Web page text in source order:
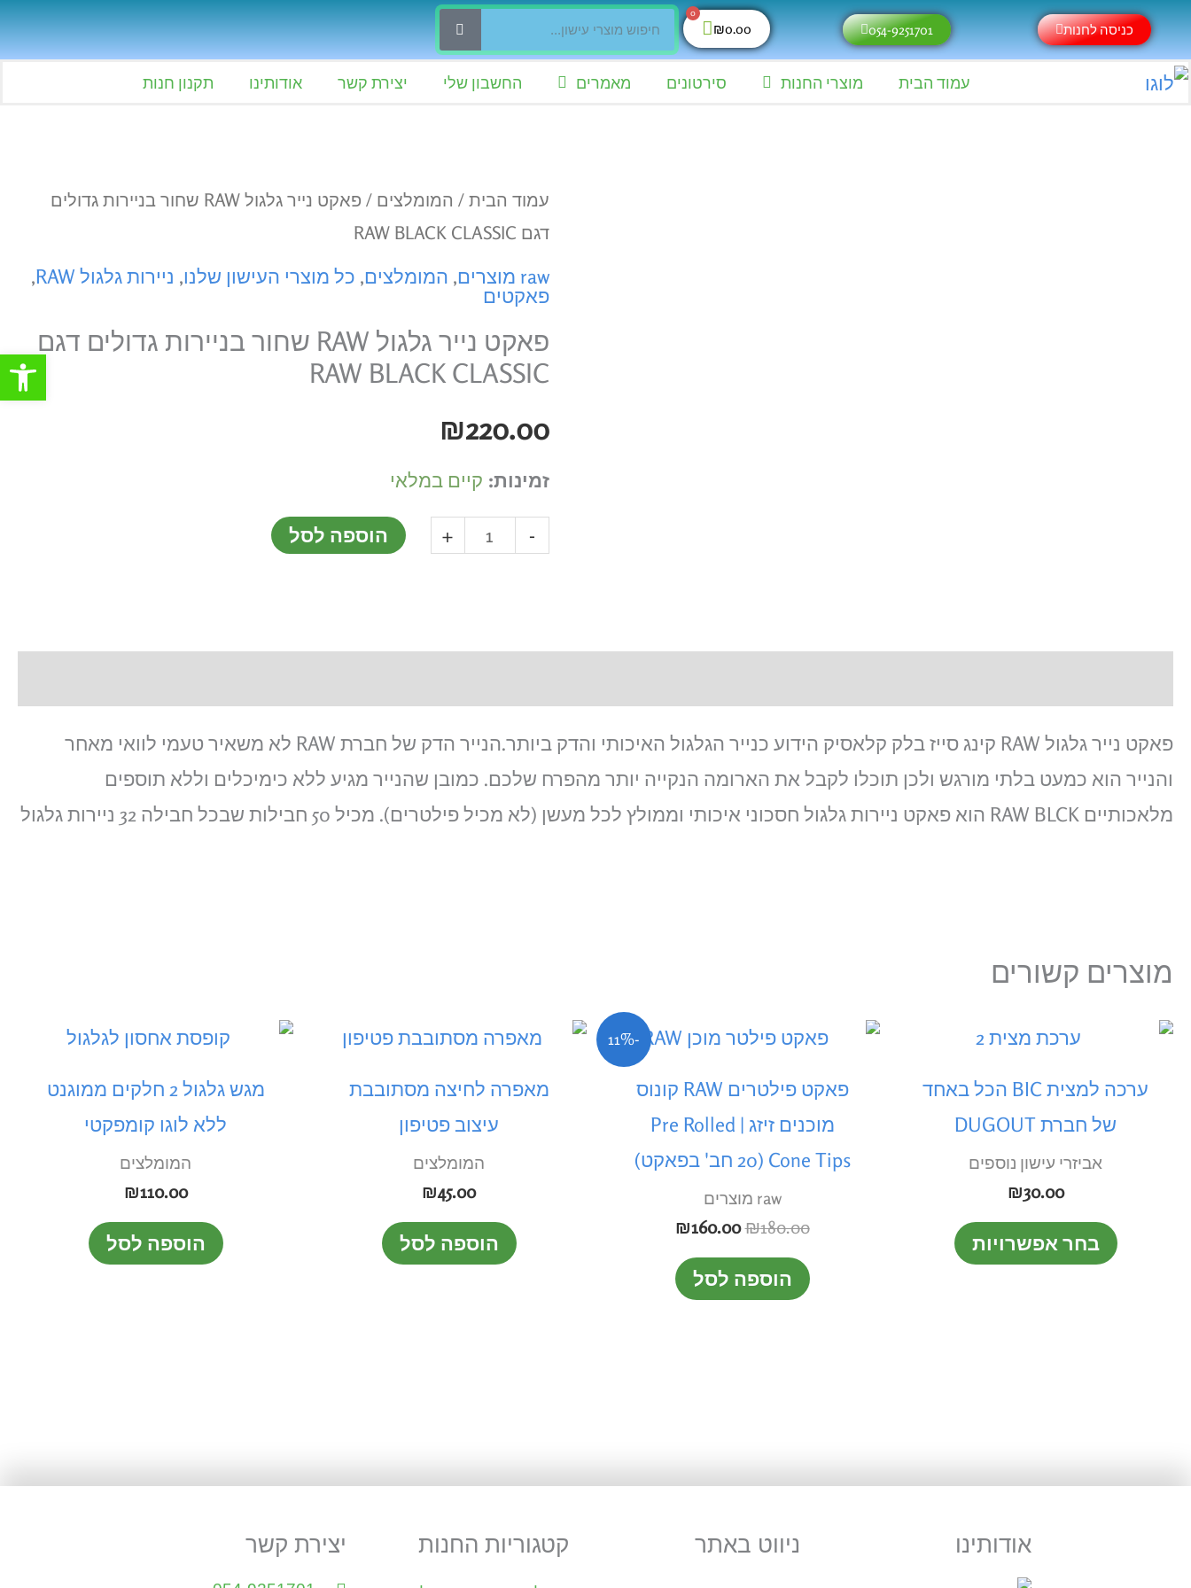
פתח
דילוג
לתוכן
כניסה לחנות 054-9251701
₪0.00
0
עגלת
קניות
חיפוש
עמוד הבית מוצרי החנות סירטונים מאמרים החשבון שלי יצירת קשר אודותינו תקנון חנות
עמוד הבית / המומלצים
/ פאקט נייר גלגול RAW שחור בניירות גדולים
דגם RAW BLACK CLASSIC
raw מוצרים , המומלצים, כל מוצרי העישון שלנו, ניירות גלגול RAW
,
פאקטים
פאקט נייר גלגול RAW שחור בניירות גדולים דגם
RAW BLACK CLASSIC
₪220.00
זמינות: קיים במלאי
-
+ הוספה לסל
פאקט נייר גלגול RAW קינג סייז בלק קלאסיק הידוע כנייר הגלגול האיכותי והדק ביותר.הנייר הדק של חברת RAW לא משאיר טעמי לוואי מאחר
והנייר הוא כמעט בלתי מורגש ולכן תוכלו לקבל את הארומה הנקייה יותר מהפרח שלכם. כמובן שהנייר מגיע ללא כימיכלים וללא תוספים
מלאכותיים RAW BLCK הוא פאקט ניירות גלגול חסכוני איכותי וממולץ לכל מעשן (לא מכיל פילטרים). מכיל 50 חבילות שבכל חבילה 32 ניירות גלגול
מוצרים קשורים
ערכה למצית BIC הכל באחד
של חברת DUGOUT
אביזרי עישון נוספים
₪30.00
בחר אפשרויות
לבחור
-11%
פאקט פילטרים RAW קונוס
מוכנים זיזג | Pre Rolled
Cone Tips (20 חב' בפאקט)
raw מוצרים
₪180.00
המחיר
המקורי
₪180.00.
₪160.00
המחיר
הנוכחי
₪160.00.
הוספה לסל
מאפרה לחיצה מסתובבת
עיצוב פטיפון
המומלצים
₪45.00
הוספה לסל
מגש גלגול 2 חלקים ממוגנט
ללא לוגו קומפקטי
המומלצים
₪110.00
הוספה לסל
אודותינו ניווט באתר קטגוריות החנות יצירת קשר